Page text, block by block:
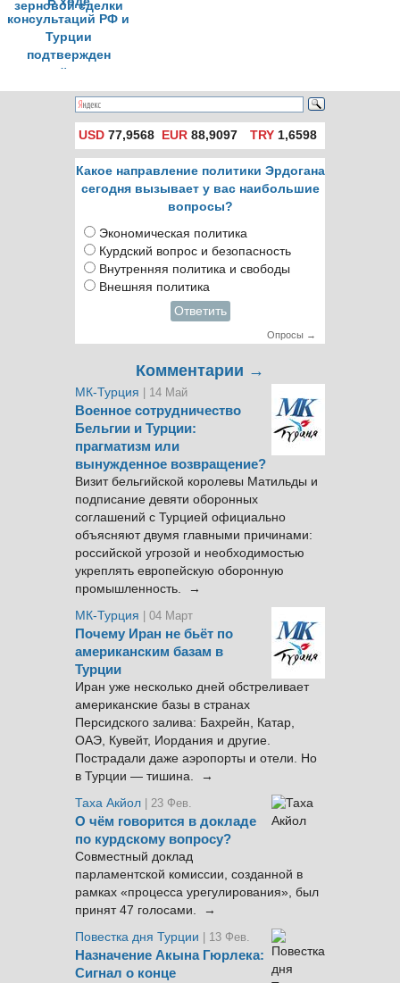
консультаций РФ и
Турции
подтвержден
пакетный характер
зерновой сделки
USD 77,9568 EUR 88,9097 TRY1,6598
Какое направление политики Эрдогана
сегодня вызывает у вас наибольшие
вопросы?
Экономическая политика
Курдский вопрос и безопасность
Внутренняя политика и свободы
Внешняя политика
Ответить
Опросы →
Комментарии →
МК-Турция | 14 Май
Военное сотрудничество
Бельгии и Турции:
прагматизм или
вынужденное возвращение?
Визит бельгийской королевы Матильды и
подписание девяти оборонных
соглашений с Турцией официально
объясняют двумя главными причинами:
российской угрозой и необходимостью
укреплять европейскую оборонную
промышленность. →
МК-Турция
| 04 Март
Почему Иран не бьёт по
американским базам в
Турции
Иран уже несколько дней обстреливает
американские базы в странах
Персидского залива: Бахрейн, Катар,
ОАЭ, Кувейт, Иордания и другие.
Пострадали даже аэропорты и отели. Но
в Турции — тишина. →
Таха Акйол | 23 Фев.
О чём говорится в докладе
по курдскому вопросу?
Совместный доклад
парламентской комиссии, созданной в
рамках «процесса урегулирования», был
принят 47 голосами. →
Повестка дня Турции
| 13 Фев.
Назначение Акына Гюрлека:
Сигнал о конце